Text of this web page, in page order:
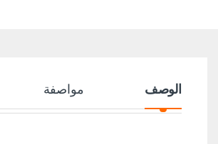
الوصف مواصفة